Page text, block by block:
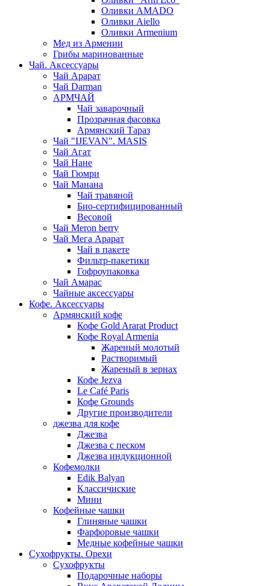
Оливки AMADO
Оливки Aiello
Оливки Armenium
Мед из Армении
Грибы маринованные
Чай. Аксессуары
Чай Арарат
Чай Darman
АРМЧАЙ
Чай заварочный
Прозрачная фасовка
Армянский Тараз
Чай "IJEVAN". MASIS
Чай Агат
Чай Нане
Чай Гюмри
Чай Манана
Чай травяной
Био-сертифицированный
Весовой
Чай Meron berry
Чай Мега Арарат
Чай в пакете
Фильтр-пакетики
Гофроупаковка
Чай Амарас
Чайные аксессуары
Кофе. Аксессуары
Армянский кофе
Кофе Gold Ararat Product
Кофе Royal Armenia
Жареный молотый
Растворимый
Жареный в зернах
Кофе Jezva
Le Café Paris
Кофе Grounds
Другие производители
джезва для кофе
Джезва
Джезва с песком
Джезва индукционной
Кофемолки
Edik Balyan
Классичиские
Мини
Кофейные чашки
Глиняные чашки
Фарфоровые чашки
Медные кофейные чашки
Сухофрукты. Орехи
Сухофрукты
Подарочные наборы